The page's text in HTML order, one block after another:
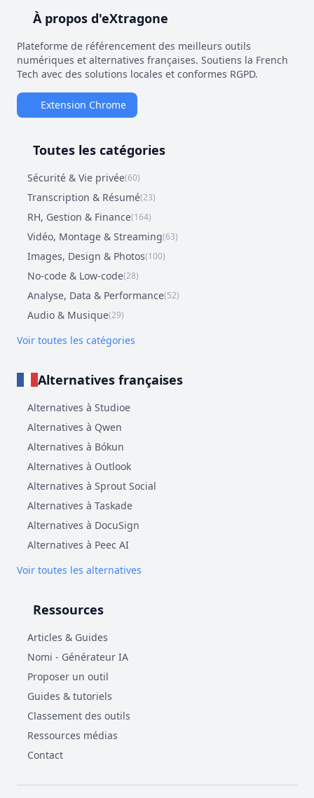
À propos d'eXtragone
Plateforme de référencement des meilleurs outils
numériques et alternatives françaises. Soutiens la French
Tech avec des solutions locales et conformes RGPD.
Extension Chrome
Toutes les catégories
Sécurité & Vie privée(60)
Transcription & Résumé(23)
RH, Gestion & Finance(164)
Vidéo, Montage & Streaming(63)
Images, Design & Photos(100)
No-code & Low-code(28)
Analyse, Data & Performance(52)
Audio & Musique(29)
Voir toutes les catégories
Alternatives françaises
Alternatives à Studioe
Alternatives à Qwen
Alternatives à Bókun
Alternatives à Outlook
Alternatives à Sprout Social
Alternatives à Taskade
Alternatives à DocuSign
Alternatives à Peec AI
Voir toutes les alternatives
Ressources
Articles & Guides
Nomi - Générateur IA
Proposer un outil
Guides & tutoriels
Classement des outils
Ressources médias
Contact